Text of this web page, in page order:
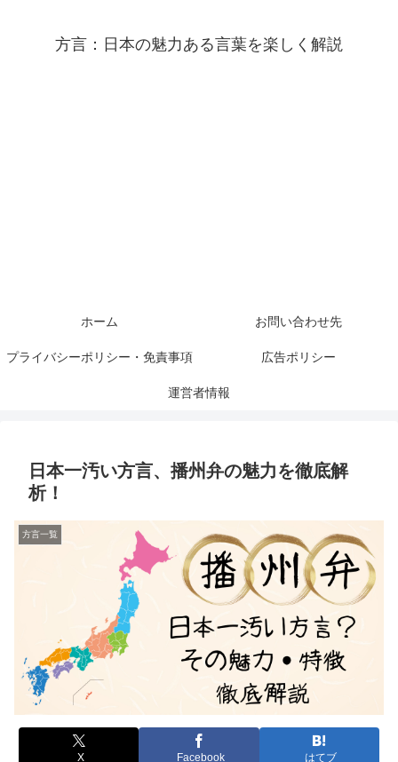
方言：日本の魅力ある言葉を楽しく解説
ホーム お問い合わせ先
プライバシーポリシー・免責事項 広告ポリシー
運営者情報
日本一汚い方言、播州弁の魅力を徹底解
析！
方言一覧
X Facebook はてブ